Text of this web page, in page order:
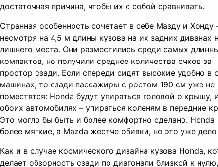
достаточная причина, чтобы их с собой сравнивать.
Странная особенность сочетает в себе Мазду и Хонду
несмотря на 4,5 м длины кузова на их задних диванах
лишнего места. Они разместились среди самых
компактов, но получили среднее количества очков за
простор сзади. Если спереди сидят высокие удобно в
машинах, то сзади пассажиры с ростом 190 см уже не
поместятся: Honda будут упираться головой о крышу,
обоих автомобилях – упираться коленям в передние
Это могло бы быть и более комфортно сделано. Honda
более мягкие, а Mazda жестче обивки, но это уже дело
Как и в случае космического дизайна кузова Honda,
делает обзорность сзади по диагонали близкой к нулю,